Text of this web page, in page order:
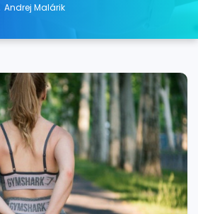
Andrej Malárik